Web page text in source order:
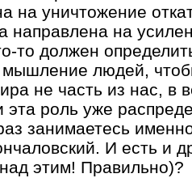
на уничтожение
направлена на
то должен
мышление людей,
не часть из нас, в
эта роль уже
занимаетесь
И есть и
этим! Правильно)?